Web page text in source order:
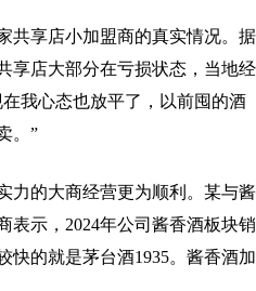
共享店小加盟商的真实情况。据
享店大部分在亏损状态，当地经
我心态也放平了，以前囤的酒
。”
力的大商经营更为顺利。某与酱
表示，2024年公司酱香酒板块销
快的就是茅台酒1935。酱香酒加